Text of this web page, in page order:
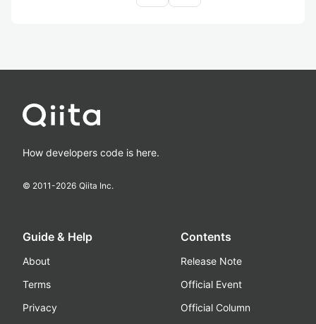
How developers code is here.
© 2011-2026 Qiita Inc.
Guide & Help
About
Terms
Privacy
Contents
Release Note
Official Event
Official Column